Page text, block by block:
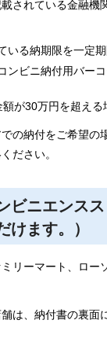
されている金融機
いる納期限を一定
ンビニ納付用バー
が30万円を超える
の納付をご希望の
ださい。
ビニエンス
けます。）
リーマート、ロー
は、納付書の裏面